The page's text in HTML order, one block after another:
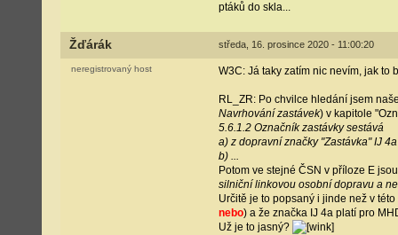
ptáků do skla...
Žďárák středa, 16. prosince 2020 - 11:00:20
neregistrovaný host W3C: Já taky zatím nic nevím, jak to
RL_ZR: Po chvilce hledání jsem
Navrhování zastávek) v kapitole
5.6.1.2 Označník zastávky sestává
a) z dopravní značky "Zastávka" IJ 4a
b) ...
Potom ve stejné ČSN v příloze E
silniční linkovou osobní dopravu a
Určitě je to popsaný i jinde než v
nebo) a že značka IJ 4a platí pro
Už je to jasný?